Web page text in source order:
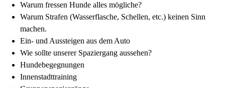
Warum fressen Hunde alles mögliche?
Warum Strafen (Wasserflasche, Schellen, etc.) keinen Sinn
machen.
Ein- und Aussteigen aus dem Auto
Wie sollte unserer Spaziergang aussehen?
Hundebegegnungen
Innenstadttraining